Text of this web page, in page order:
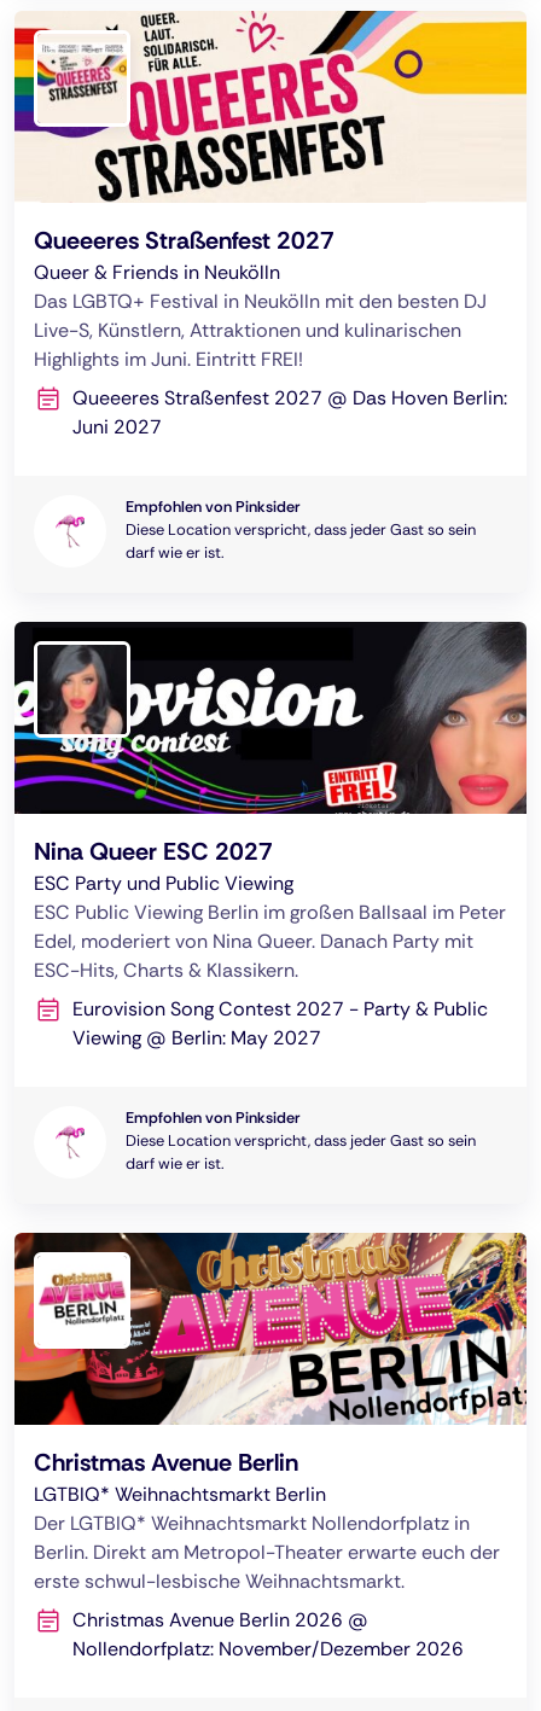
Queeeres Straßenfest 2027
Queer & Friends in Neukölln
Das LGBTQ+ Festival in Neukölln mit den besten DJ
Live-S, Künstlern, Attraktionen und kulinarischen
Highlights im Juni. Eintritt FREI!
Queeeres Straßenfest 2027 @ Das Hoven Berlin:
Juni 2027
Empfohlen von Pinksider
Diese Location verspricht, dass jeder Gast so sein
darf wie er ist.
Nina Queer ESC 2027
ESC Party und Public Viewing
ESC Public Viewing Berlin im großen Ballsaal im Peter
Edel, moderiert von Nina Queer. Danach Party mit
ESC-Hits, Charts & Klassikern.
Eurovision Song Contest 2027 - Party & Public
Viewing @ Berlin: May 2027
Empfohlen von Pinksider
Diese Location verspricht, dass jeder Gast so sein
darf wie er ist.
Christmas Avenue Berlin
LGTBIQ* Weihnachtsmarkt Berlin
Der LGTBIQ* Weihnachtsmarkt Nollendorfplatz in
Berlin. Direkt am Metropol-Theater erwarte euch der
erste schwul-lesbische Weihnachtsmarkt.
Christmas Avenue Berlin 2026 @
Nollendorfplatz: November/Dezember 2026